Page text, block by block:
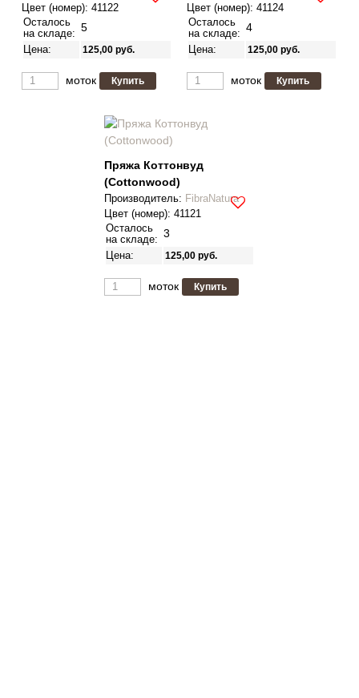
Цвет (номер): 41122
Осталось
на складе: 5
Цена: 125,00 руб.
моток
Цвет (номер): 41124
Осталось
на складе: 4
Цена: 125,00 руб.
моток
Пряжа Коттонвуд
(Cottonwood)
Производитель: FibraNatura
Цвет (номер): 41121
Осталось
на складе: 3
Цена: 125,00 руб.
моток